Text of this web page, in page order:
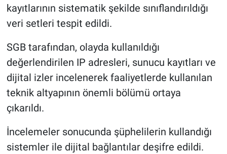
kayıtlarının sistematik şekilde sınıflandırıldığı
veri setleri tespit edildi.
SGB tarafından, olayda kullanıldığı
değerlendirilen IP adresleri, sunucu kayıtları ve
dijital izler incelenerek faaliyetlerde kullanılan
teknik altyapının önemli bölümü ortaya
çıkarıldı.
İncelemeler sonucunda şüphelilerin kullandığı
sistemler ile dijital bağlantılar deşifre edildi.